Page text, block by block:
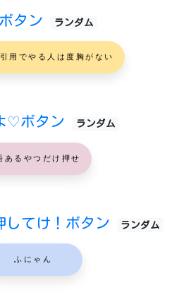
タン ランダム
用でやる人は度胸がない
♡ボタン ランダム
あるやつだけ押せ
してけ！ボタン ランダム
ふにゃん